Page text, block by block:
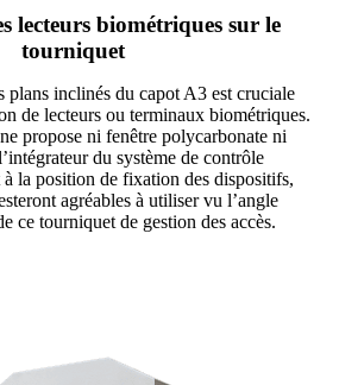
lecteurs biométriques sur le
tourniquet
plans inclinés du capot A3 est cruciale
de lecteurs ou terminaux biométriques.
propose ni fenêtre polycarbonate ni
du système de contrôle
à la position de fixation des dispositifs,
agréables à utiliser vu l’angle
ce tourniquet de gestion des accès.